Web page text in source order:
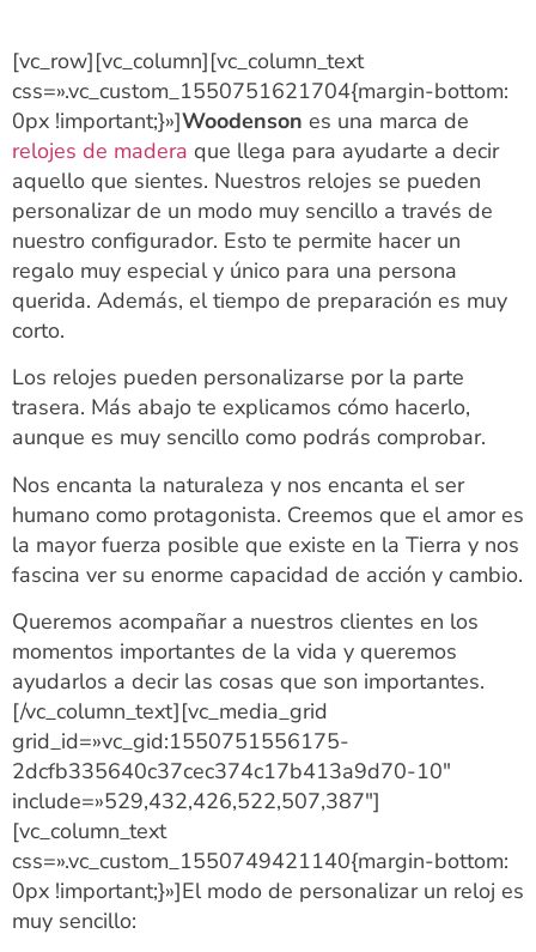
[vc_row][vc_column][vc_column_text
css=».vc_custom_1550751621704{margin-bottom:
0px !important;}»]Woodenson es una marca de
relojes de madera que llega para ayudarte a decir
aquello que sientes. Nuestros relojes se pueden
personalizar de un modo muy sencillo a través de
nuestro configurador. Esto te permite hacer un
regalo muy especial y único para una persona
querida. Además, el tiempo de preparación es muy
corto.
Los relojes pueden personalizarse por la parte
trasera. Más abajo te explicamos cómo hacerlo,
aunque es muy sencillo como podrás comprobar.
Nos encanta la naturaleza y nos encanta el ser
humano como protagonista. Creemos que el amor es
la mayor fuerza posible que existe en la Tierra y nos
fascina ver su enorme capacidad de acción y cambio.
Queremos acompañar a nuestros clientes en los
momentos importantes de la vida y queremos
ayudarlos a decir las cosas que son importantes.
[/vc_column_text][vc_media_grid
grid_id=»vc_gid:1550751556175-
2dcfb335640c37cec374c17b413a9d70-10″
include=»529,432,426,522,507,387″]
[vc_column_text
css=».vc_custom_1550749421140{margin-bottom:
0px !important;}»]El modo de personalizar un reloj es
muy sencillo: